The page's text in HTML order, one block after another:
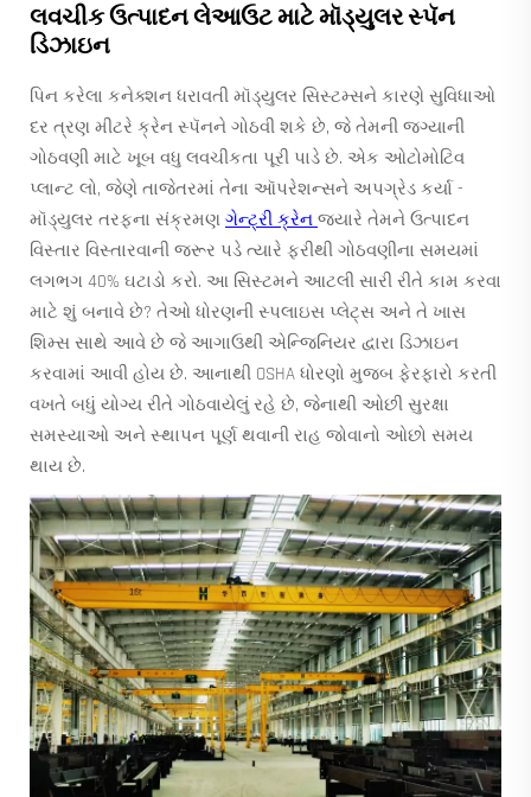
લવચીક ઉત્પાદન લેઆઉટ માટે મૉડ્યુલર સ્પૅન
ડિઝાઇન
પિન કરેલા કનેક્શન ધરાવતી મૉડ્યુલર સિસ્ટમ્સને કારણે સુવિધાઓ
દર ત્રણ મીટરે ક્રેન સ્પૅનને ગોઠવી શકે છે, જે તેમની જગ્યાની
ગોઠવણી માટે ખૂબ વધુ લવચીકતા પૂરી પાડે છે. એક ઓટોમોટિવ
પ્લાન્ટ લો, જેણે તાજેતરમાં તેના ઑપરેશન્સને અપગ્રેડ કર્યા -
મૉડ્યુલર તરફના સંક્રમણ ગેન્ટ્રી ક્રેન જ્યારે તેમને ઉત્પાદન
વિસ્તાર વિસ્તારવાની જરૂર પડે ત્યારે ફરીથી ગોઠવણીના સમયમાં
લગભગ 40% ઘટાડો કરો. આ સિસ્ટમને આટલી સારી રીતે કામ કરવા
માટે શું બનાવે છે? તેઓ ધોરણની સ્પલાઇસ પ્લેટ્સ અને તે ખાસ
શિમ્સ સાથે આવે છે જે આગાઉથી એન્જિનિયર દ્વારા ડિઝાઇન
કરવામાં આવી હોય છે. આનાથી OSHA ધોરણો મુજબ ફેરફારો કરતી
વખતે બધું યોગ્ય રીતે ગોઠવાયેલું રહે છે, જેનાથી ઓછી સુરક્ષા
સમસ્યાઓ અને સ્થાપન પૂર્ણ થવાની રાહ જોવાનો ઓછો સમય
થાય છે.